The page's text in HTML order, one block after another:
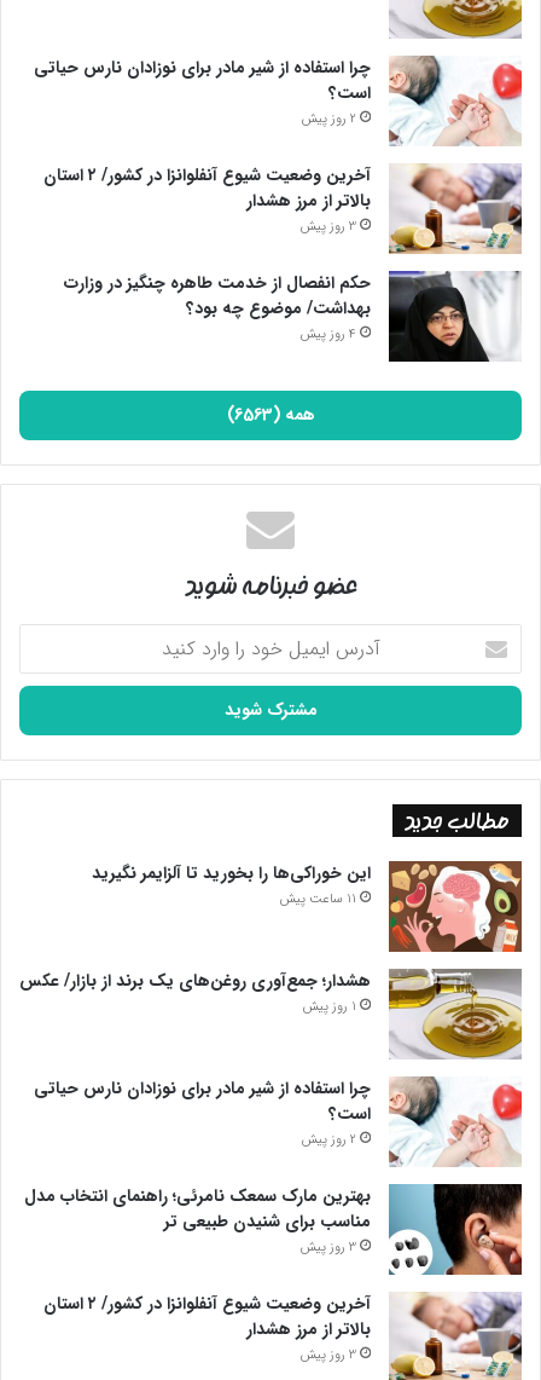
چرا استفاده از شیر مادر برای نوزادان نارس حیاتی
است؟
2 روز پیش
آخرین وضعیت شیوع آنفلوانزا در کشور/ ۲ استان
بالاتر از مرز هشدار
3 روز پیش
حکم انفصال از خدمت طاهره چنگیز در وزارت
بهداشت/ موضوع چه بود؟
4 روز پیش
همه (6563)
عضو خبرنامه شوید
آدرس
ایمیل
خود
وارد
کنید
مطالب جدید
این خوراکی‌ها را بخورید تا آلزایمر نگیرید
11 ساعت پیش
هشدار؛ جمع‌آوری روغن‌های یک برند از بازار/ عکس
1 روز پیش
چرا استفاده از شیر مادر برای نوزادان نارس حیاتی
است؟
2 روز پیش
بهترین مارک سمعک نامرئی؛ راهنمای انتخاب مدل
مناسب برای شنیدن طبیعی تر
3 روز پیش
آخرین وضعیت شیوع آنفلوانزا در کشور/ ۲ استان
بالاتر از مرز هشدار
3 روز پیش